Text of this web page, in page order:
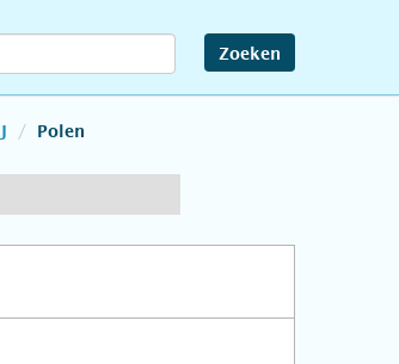
Zoeken
Polen